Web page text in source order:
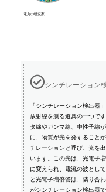
電力の研究家
シンチレーション
「シンチレーション検出器
放射線を測る道具の一つで
タ線やガンマ線、中性子線
に、物質が光を発すること
チレーションと呼び、光を
います。この光は、光電子
に変えられ、電流の波とし
と光電子増倍管は、隣り合
がシンチレーション検出器